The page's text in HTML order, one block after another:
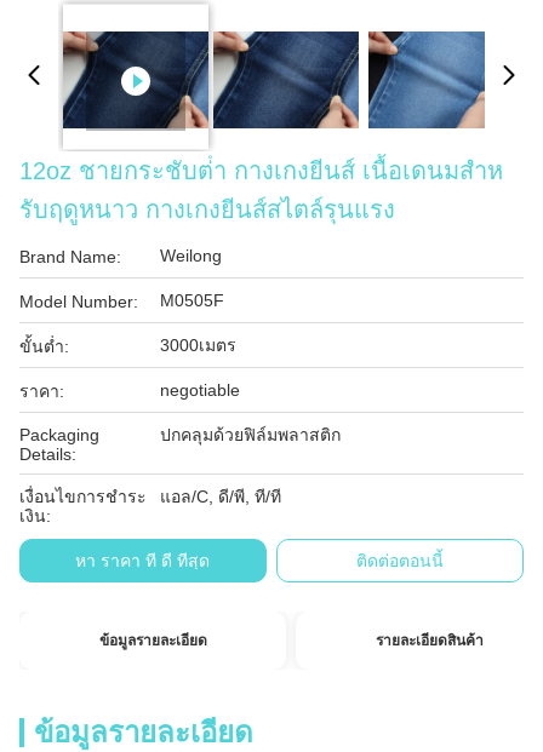
12oz ชายกระชับต่ํา กางเกงยีนส์ เนื้อเดนมสําห
รับฤดูหนาว กางเกงยีนส์สไตล์รุนแรง
Brand Name: Weilong
Model Number: M0505F
ขั้นต่ำ: 3000เมตร
ราคา: negotiable
Packaging
Details:
ปกคลุมด้วยฟิล์มพลาสติก
เงื่อนไขการชำระ
เงิน:
แอล/C, ดี/พี, ที/ที
หา ราคา ที่ ดี ที่สุด ติดต่อตอนนี้
ข้อมูลรายละเอียด รายละเอียดสินค้า
ข้อมูลรายละเอียด